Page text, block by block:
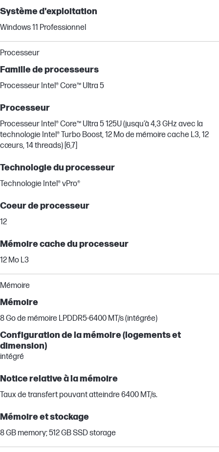
Système d'exploitation
Windows 11 Professionnel
Processeur
Famille de processeurs
Processeur Intel® Core™ Ultra 5
Processeur
Processeur Intel® Core™ Ultra 5 125U (jusqu’à 4,3 GHz avec la
technologie Intel® Turbo Boost, 12 Mo de mémoire cache L3, 12
cœurs, 14 threads) [6,7]
Technologie du processeur
Technologie Intel® vPro®
Coeur de processeur
12
Mémoire cache du processeur
12 Mo L3
Mémoire
Mémoire
8 Go de mémoire LPDDR5-6400 MT/s (intégrée)
Configuration de la mémoire (logements et
dimension)
intégré
Notice relative à la mémoire
Taux de transfert pouvant atteindre 6400 MT/s.
Mémoire et stockage
8 GB memory; 512 GB SSD storage